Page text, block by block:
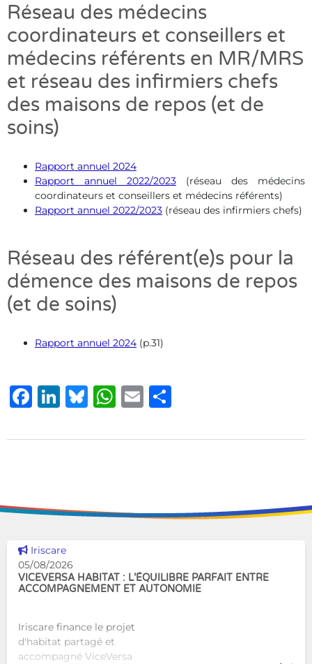
Réseau des médecins
coordinateurs et conseillers et
médecins référents en MR/MRS
et réseau des infirmiers chefs
des maisons de repos (et de
soins)
Rapport annuel 2024
Rapport annuel 2022/2023 (réseau des médecins
coordinateurs et conseillers et médecins référents)
Rapport annuel 2022/2023 (réseau des infirmiers chefs)
Réseau des référent(e)s pour la
démence des maisons de repos
(et de soins)
Rapport annuel 2024 (p.31)
Facebook
LinkedIn
Bluesky
WhatsApp
Email
Voir cette news
Iriscare
05/08/2026
VICEVERSA HABITAT : L’ÉQUILIBRE PARFAIT ENTRE
ACCOMPAGNEMENT ET AUTONOMIE
Iriscare finance le projet
d'habitat partagé et
accompagné ViceVersa